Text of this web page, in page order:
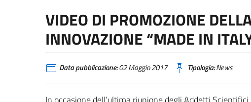
VIDEO DI PROMOZIONE
INNOVAZIONE “MADE IN
Data pubblicazione:02 Maggio 2017 Tipologia:News